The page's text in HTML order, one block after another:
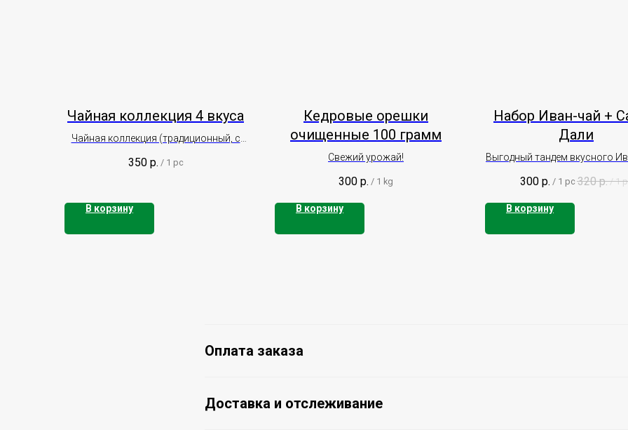
Чайная коллекция 4 вкуса
Чайная коллекция (традиционный, с
облепихой)
350 р. / 1 pc
В корзину
Кедровые орешки
очищенные 100 грамм
Свежий урожай!
300 р. / 1 kg
В корзину
Набор Иван-чай +
Дали
Выгодный тандем вкусного
300 р. / 1 pc 320 р. / 1
В корзину
Оплата заказа
Доставка и отслеживание